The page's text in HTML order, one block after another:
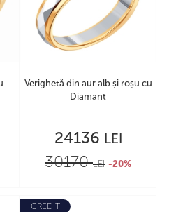
Verighetă din aur alb și roșu cu
Diamant
24136 LEI
30170LEI -20%
CREDIT